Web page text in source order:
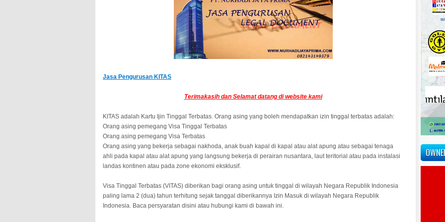
Jasa Pengurusan KITAS
Terimakasih dan Selamat datang di website kami
KITAS adalah Kartu Ijin Tinggal Terbatas. Orang asing yang boleh mendapatkan izin tinggal terbatas adalah:
Orang asing pemegang Visa Tinggal Terbatas
Orang asing pemegang Visa Terbatas
Orang asing yang bekerja sebagai nakhoda, anak buah kapal di kapal atau alat apung atau sebagai tenaga
ahli pada kapal atau alat apung yang langsung bekerja di perairan nusantara, laut teritorial atau pada instalasi
landas kontinen atau pada zone ekonomi eksklusif.
Visa Tinggal Terbatas (VITAS) diberikan bagi orang asing untuk tinggal di wilayah Negara Republik Indonesia
paling lama 2 (dua) tahun terhitung sejak tanggal diberikannya Izin Masuk di wilayah Negara Republik
Indonesia. Baca persyaratan disini atau hubungi kami di bawah ini.